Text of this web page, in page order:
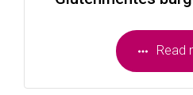
Read